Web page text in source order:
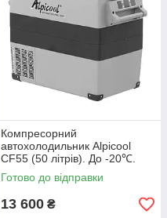
Компресорний
автохолодильник Alpicool
CF55 (50 літрів). До -20℃.
Живлення 12, 24, 220 вольт
Готово до відправки
13 600 ₴